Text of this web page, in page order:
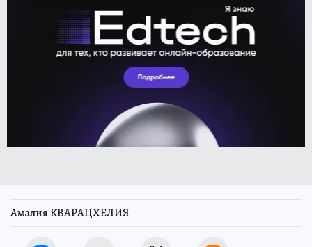
Амалия КВАРАЦХЕЛИЯ